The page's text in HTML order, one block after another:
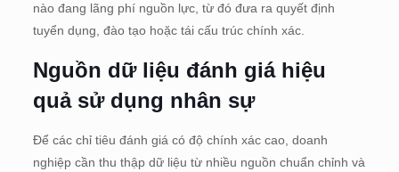
nào đang lãng phí nguồn lực, từ đó đưa ra quyết định
tuyển dụng, đào tạo hoặc tái cấu trúc chính xác.
Nguồn dữ liệu đánh giá hiệu
quả sử dụng nhân sự
Để các chỉ tiêu đánh giá có độ chính xác cao, doanh
nghiệp cần thu thập dữ liệu từ nhiều nguồn chuẩn chỉnh và